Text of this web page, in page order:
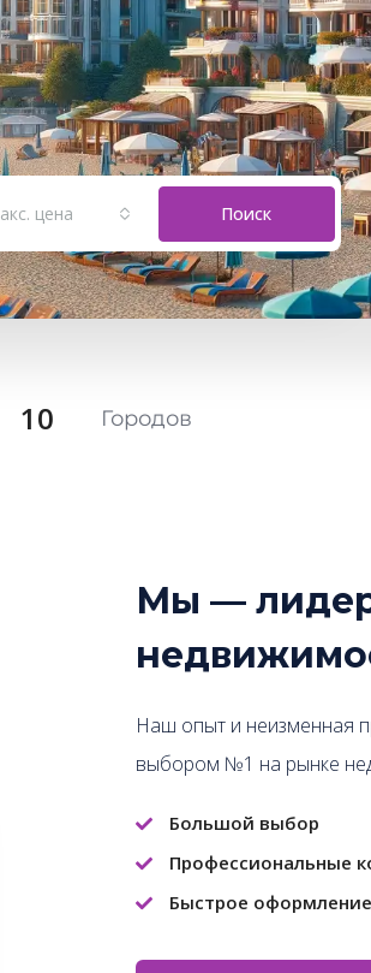
цена Поиск
10 Городов
Мы —
Наш опыт и неизменная
выбором №1 на рынке
Большой выбор
Профессиональные
Быстрое